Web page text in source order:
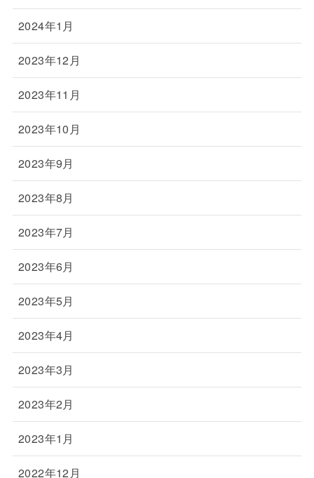
2024年1月
2023年12月
2023年11月
2023年10月
2023年9月
2023年8月
2023年7月
2023年6月
2023年5月
2023年4月
2023年3月
2023年2月
2023年1月
2022年12月